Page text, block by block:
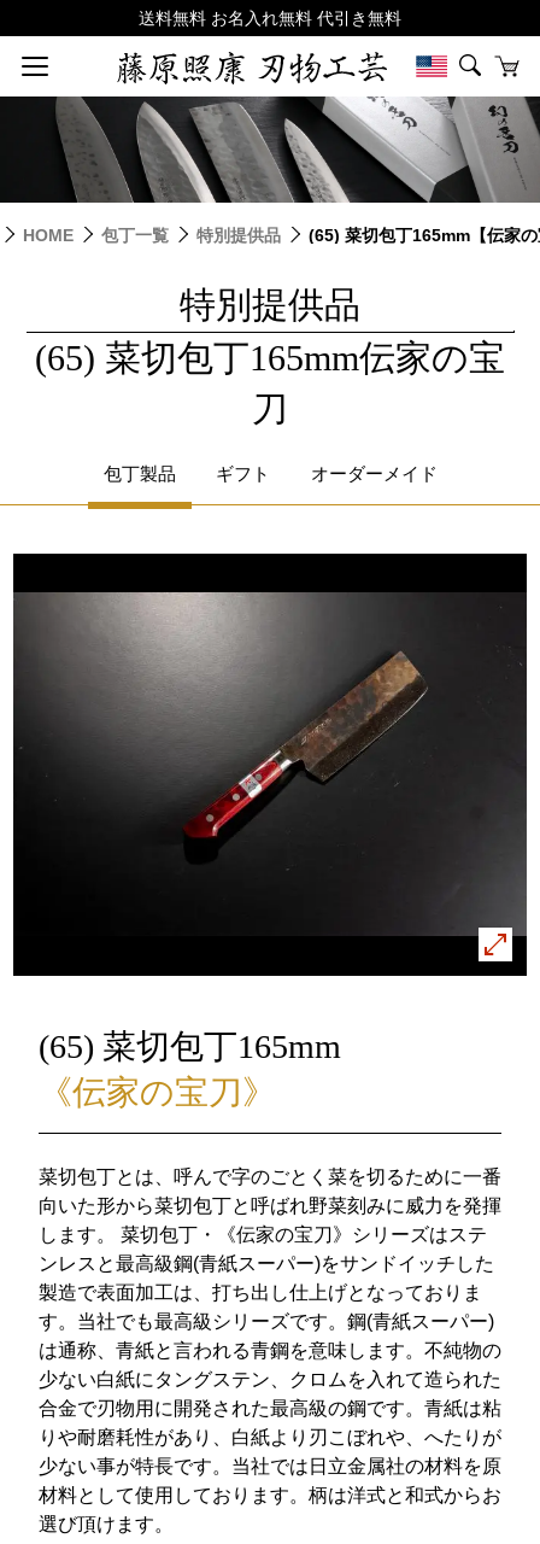
HOME 包丁一覧 特別提供品 (65) 菜切包丁165mm【伝家
特別提供品
|
(65) 菜切包丁165mm伝家の宝
刀
包丁製品 ギフト オーダーメイド
(65) 菜切包丁165mm
《伝家の宝刀》
菜切包丁とは、呼んで字のごとく菜を切るために一番
向いた形から菜切包丁と呼ばれ野菜刻みに威力を発揮
します。 菜切包丁・《伝家の宝刀》シリーズはステ
ンレスと最高級鋼(青紙スーパー)をサンドイッチした
製造で表面加工は、打ち出し仕上げとなっておりま
す。当社でも最高級シリーズです。鋼(青紙スーパー)
は通称、青紙と言われる青鋼を意味します。不純物の
少ない白紙にタングステン、クロムを入れて造られた
合金で刃物用に開発された最高級の鋼です。青紙は粘
りや耐磨耗性があり、白紙より刃こぼれや、へたりが
少ない事が特長です。当社では日立金属社の材料を原
材料として使用しております。柄は洋式と和式からお
選び頂けます。